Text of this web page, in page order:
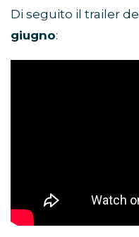
Di seguito il trailer del
giugno: